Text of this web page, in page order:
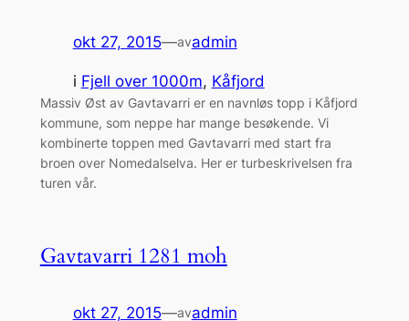
okt 27, 2015—avadmin
i Fjell over 1000m, Kåfjord
Massiv Øst av Gavtavarri er en navnløs topp i Kåfjord
kommune, som neppe har mange besøkende. Vi
kombinerte toppen med Gavtavarri med start fra
broen over Nomedalselva. Her er turbeskrivelsen fra
turen vår.
Gavtavarri 1281 moh
okt 27, 2015—avadmin